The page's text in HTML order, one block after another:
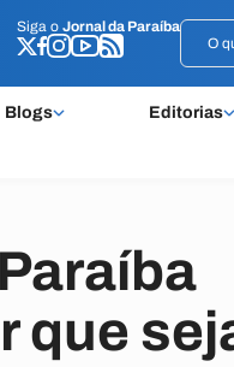
Siga o Jornal da Paraíba
Blogs Editorias
Siga o Jornal da Paraíba
que